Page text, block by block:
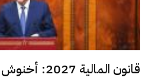
قانون المالية 2027: أخنوش يبقي على دعم...